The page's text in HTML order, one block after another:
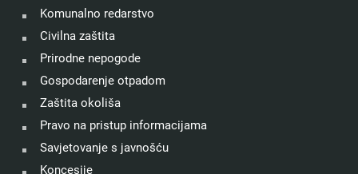
Komunalno redarstvo
Civilna zaštita
Prirodne nepogode
Gospodarenje otpadom
Zaštita okoliša
Pravo na pristup informacijama
Savjetovanje s javnošću
Koncesije